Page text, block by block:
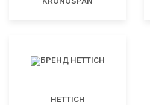
HETTICH